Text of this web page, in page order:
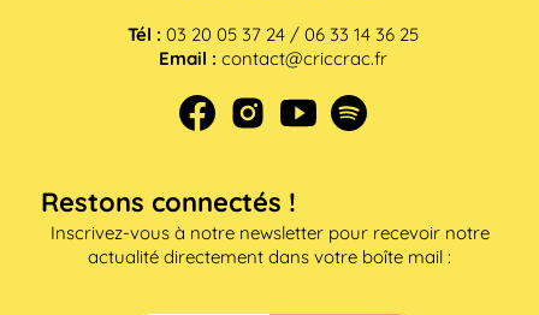
Tél : 03 20 05 37 24 / 06 33 14 36 25
Email : contact@criccrac.fr
Restons connectés !
Inscrivez-vous à notre newsletter pour recevoir notre
actualité directement dans votre boîte mail :